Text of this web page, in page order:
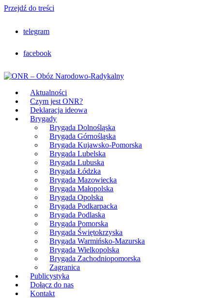
Przejdź do treści
telegram
facebook
Aktualności
Czym jest ONR?
Deklaracja ideowa
Brygady
Brygada Dolnośląska
Brygada Górnośląska
Brygada Kujawsko-Pomorska
Brygada Lubelska
Brygada Lubuska
Brygada Łódzka
Brygada Mazowiecka
Brygada Małopolska
Brygada Opolska
Brygada Podkarpacka
Brygada Podlaska
Brygada Pomorska
Brygada Świętokrzyska
Brygada Warmińsko-Mazurska
Brygada Wielkopolska
Brygada Zachodniopomorska
Zagranica
Publicystyka
Dołącz do nas
Kontakt